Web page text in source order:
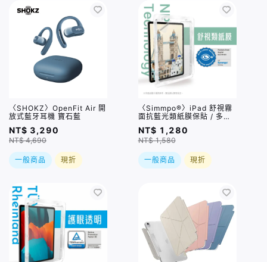
〈SHOKZ〉OpenFit Air 開
放式藍牙耳機 寶石藍
NT$ 3,290
NT$ 4,690
一般商品 現折
〈Simmpo®〉iPad 舒視霧
面抗藍光類紙膜保貼 / 多種
規格
NT$ 1,280
NT$ 1,580
一般商品 現折